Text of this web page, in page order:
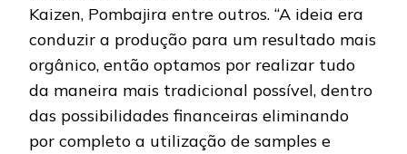
Kaizen, Pombajira entre outros. “A ideia era
conduzir a produção para um resultado mais
orgânico, então optamos por realizar tudo
da maneira mais tradicional possível, dentro
das possibilidades financeiras eliminando
por completo a utilização de samples e